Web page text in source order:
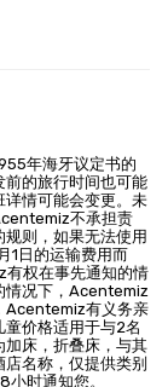
年海牙议定书的
前的旅行时间也可能
详情可能会变更。未
不承担责
则，如果无法使用
1日的运输费用而
权在事先通知的情
情况下，Acentemiz
Acentemiz有义务亲
价格适用于与2名
加床，折叠床，与其
名称，仅提供类别
时通知您。